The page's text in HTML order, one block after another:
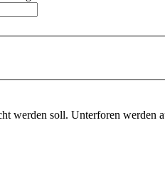
werden soll. Unterforen